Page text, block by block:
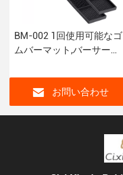
BM-002 1回使用可能なゴ
ムバーマット,バーサービ
ン
お問い合わせ